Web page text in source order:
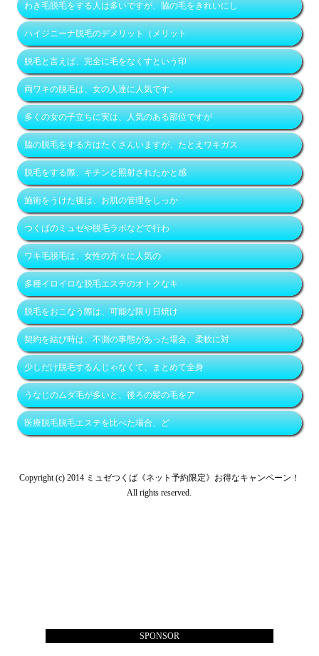
わき毛脱毛をする人は多いですが、脇の毛をきれいにし
ハイジニーナ脱毛のデメリット（メリット
脱毛と言えば、完全に毛をなくすという印
両ワキの脱毛は、女の人達に人気です。
多くの女の子立ちに実は、人気のある部位ですが
脇の脱毛をする方はたくさんいますが、たとえワキガス
脱毛をする際、キチンと照射されたかと感
施術をうけた後は、お肌の管理をしっか
つくばのミュゼや脱毛ラボなどで行わ
ワキ毛脱毛は、女性の方々に人気の
多種イロイロな脱毛エステのオトクなキ
脱毛をおこなう際は、可能な限り日焼け
契約を結び時は、不測の事態があった場合、柔軟に対
少しだけ脱毛するんじゃなくて、まとめて全身
うなじのムダ毛が多いと、後ろの髪の毛をア
医療脱毛脱毛エステを比べた場合、ど
Copyright (c) 2014 ミュゼつくば《ネット予約限定》お得なキャンペーン！
All rights reserved.
SPONSOR